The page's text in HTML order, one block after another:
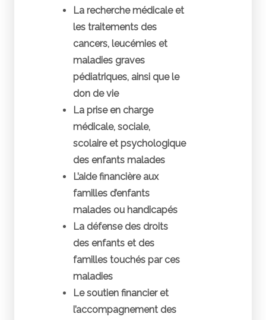
La recherche médicale et
les traitements des
cancers, leucémies et
maladies graves
pédiatriques, ainsi que le
don de vie
La prise en charge
médicale, sociale,
scolaire et psychologique
des enfants malades
L’aide financière aux
familles d’enfants
malades ou handicapés
La défense des droits
des enfants et des
familles touchés par ces
maladies
Le soutien financier et
l’accompagnement des